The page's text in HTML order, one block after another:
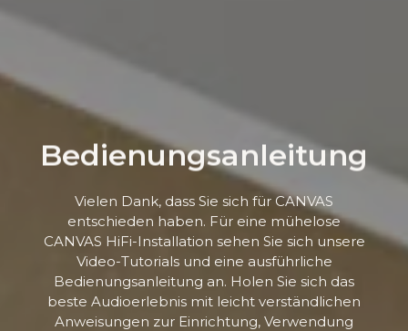
Bedienungsanleitung
Vielen Dank, dass Sie sich für CANVAS
entschieden haben. Für eine mühelose
CANVAS HiFi-Installation sehen Sie sich unsere
Video-Tutorials und eine ausführliche
Bedienungsanleitung an. Holen Sie sich das
beste Audioerlebnis mit leicht verständlichen
Anweisungen zur Einrichtung, Verwendung